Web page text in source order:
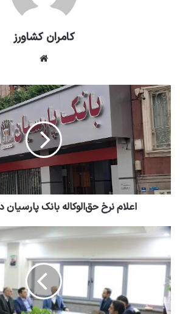
کامران کشاورز
اعلام نرخ حق‌الوکاله بانک پارسیان در